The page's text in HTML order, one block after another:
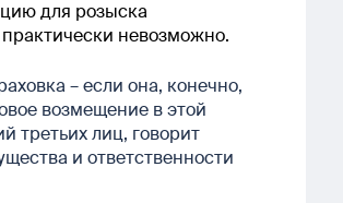
для розыска
невозможно.
– если она, конечно,
возмещение в этой
третьих лиц, говорит
и ответственности